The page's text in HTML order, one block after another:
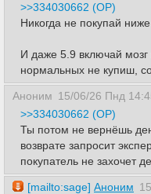
>>334030662 (OP)
Никогда не покупай
И даже 5.9 включай
нормальных не купиш,
Аноним 15/06/26 Пнд
>>334030662 (OP)
Ты потом не вернёшь
возврате запросит
покупатель не захочет
[mailto:sage] Аноним